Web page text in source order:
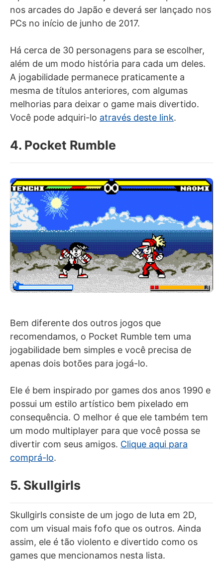
nos arcades do Japão e deverá ser lançado nos
PCs no início de junho de 2017.
Há cerca de 30 personagens para se escolher,
além de um modo história para cada um deles.
A jogabilidade permanece praticamente a
mesma de títulos anteriores, com algumas
melhorias para deixar o game mais divertido.
Você pode adquiri-lo através deste link.
4. Pocket Rumble
Bem diferente dos outros jogos que
recomendamos, o Pocket Rumble tem uma
jogabilidade bem simples e você precisa de
apenas dois botões para jogá-lo.
Ele é bem inspirado por games dos anos 1990 e
possui um estilo artístico bem pixelado em
consequência. O melhor é que ele também tem
um modo multiplayer para que você possa se
divertir com seus amigos. Clique aqui para
comprá-lo.
5. Skullgirls
Skullgirls consiste de um jogo de luta em 2D,
com um visual mais fofo que os outros. Ainda
assim, ele é tão violento e divertido como os
games que mencionamos nesta lista.